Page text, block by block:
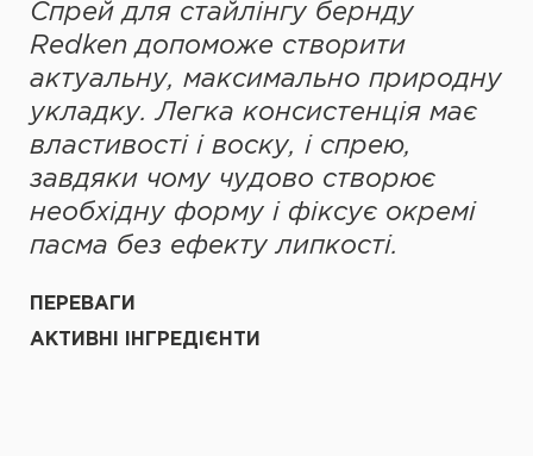
Спрей для стайлінгу бернду
Redken допоможе створити
актуальну, максимально природну
укладку. Легка консистенція має
властивості і воску, і спрею,
завдяки чому чудово створює
необхідну форму і фіксує окремі
пасма без ефекту липкості.
ПЕРЕВАГИ
АКТИВНІ ІНГРЕДІЄНТИ